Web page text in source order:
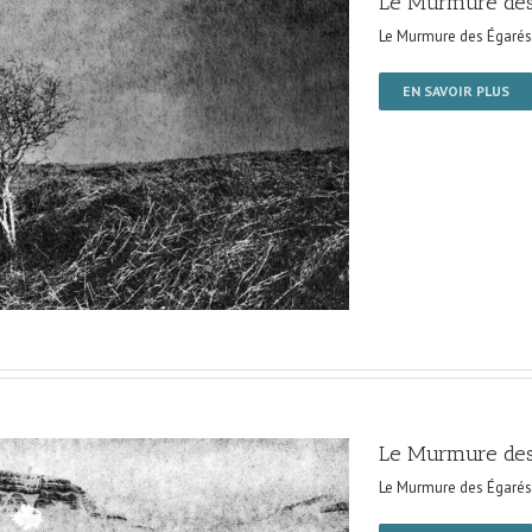
Le Murmure des Égarés
EN SAVOIR PLUS
Le Murmure
Le Murmure des Égarés